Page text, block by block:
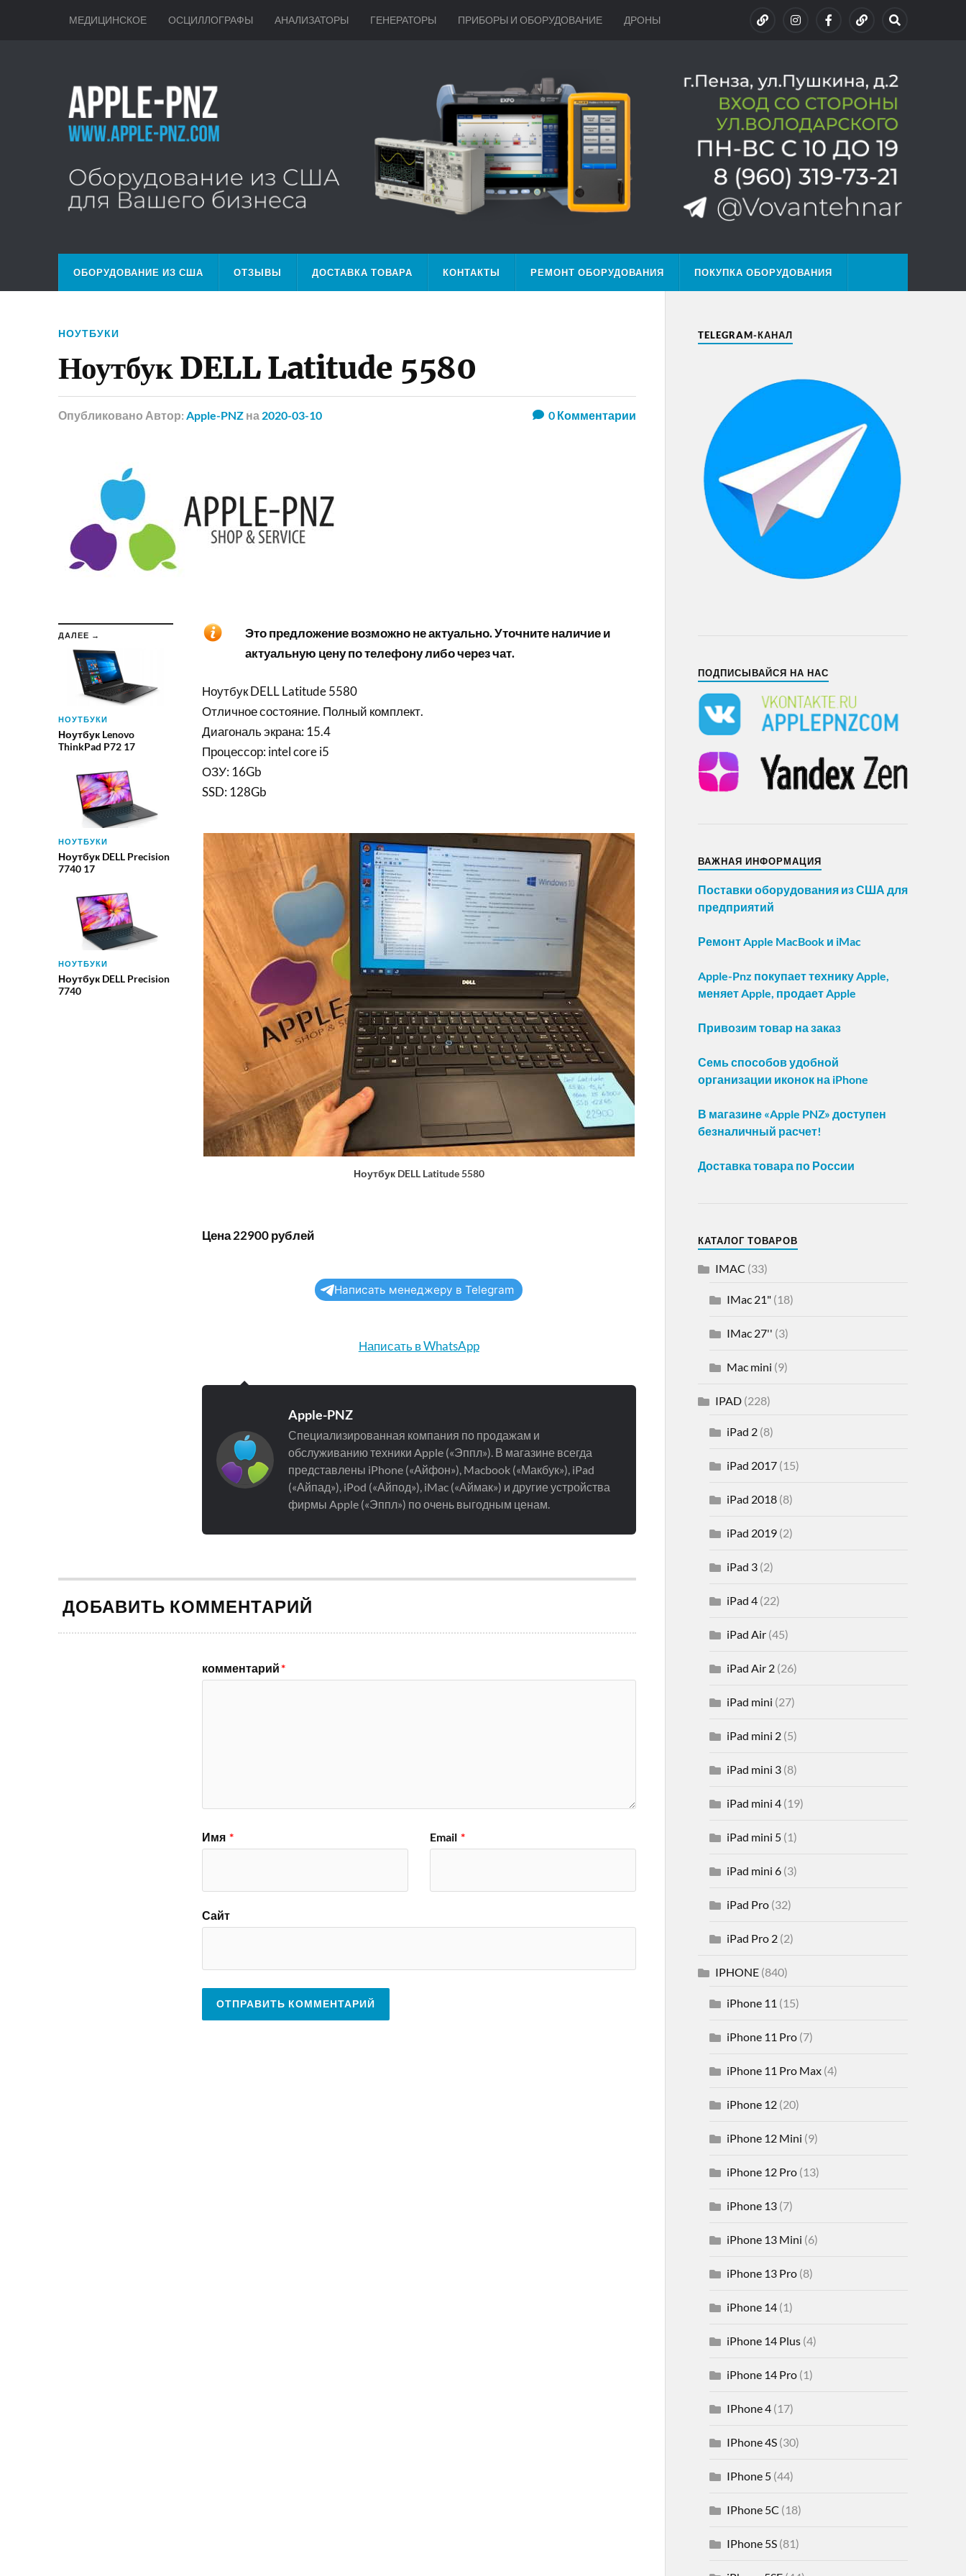
МЕДИЦИНСКОЕ ОСЦИЛЛОГРАФЫ АНАЛИЗАТОРЫ ГЕНЕРАТОРЫ ПРИБОРЫ И ОБОРУДОВАНИЕ ДРОНЫ
ОБОРУДОВАНИЕ ИЗ США ОТЗЫВЫ ДОСТАВКА ТОВАРА КОНТАКТЫ РЕМОНТ ОБОРУДОВАНИЯ ПОКУПКА ОБОРУДОВАНИЯ
НОУТБУКИ
Ноутбук DELL Latitude 5580
Опубликовано Автор: Apple-PNZ на 2020-03-10 0Комментарии
ДАЛЕЕ →
НОУТБУКИ
Ноутбук Lenovo
ThinkPad P72 17
НОУТБУКИ
Ноутбук DELL Precision
7740 17
НОУТБУКИ
Ноутбук DELL Precision
7740
Это предложение возможно не актуально. Уточните наличие и
актуальную цену по телефону либо через чат.
Ноутбук DELL Latitude 5580
Отличное состояние. Полный комплект.
Диагональ экрана: 15.4
Процессор: intel core i5
ОЗУ: 16Gb
SSD: 128Gb
Ноутбук DELL Latitude 5580
Цена 22900 рублей
Написать менеджеру в Telegram
Написать в WhatsApp
Apple-PNZ
Специализированная компания по продажам и
обслуживанию техники Apple («Эппл»). В магазине всегда
представлены iPhone («Айфон»), Macbook («Макбук»), iPad
(«Айпад»), iPod («Айпод»), iMac («Аймак») и другие устройства
фирмы Apple («Эппл») по очень выгодным ценам.
ДОБАВИТЬ КОММЕНТАРИЙ
комментарий*
Имя * Email *
Сайт
TELEGRAM-КАНАЛ
ПОДПИСЫВАЙСЯ НА НАС
ВАЖНАЯ ИНФОРМАЦИЯ
Поставки оборудования из США для
предприятий
Ремонт Apple MacBook и iMac
Apple-Pnz покупает технику Apple,
меняет Apple, продает Apple
Привозим товар на заказ
Семь способов удобной
организации иконок на iPhone
В магазине «Apple PNZ» доступен
безналичный расчет!
Доставка товара по России
КАТАЛОГ ТОВАРОВ
IMAC (33)
IMac 21"(18)
IMac 27'' (3)
Mac mini (9)
IPAD(228)
iPad 2(8)
iPad 2017(15)
iPad 2018(8)
iPad 2019(2)
iPad 3(2)
iPad 4(22)
iPad Air(45)
iPad Air 2(26)
iPad mini (27)
iPad mini 2(5)
iPad mini 3(8)
iPad mini 4(19)
iPad mini 5(1)
iPad mini 6(3)
iPad Pro(32)
iPad Pro 2(2)
IPHONE(840)
iPhone 11 (15)
iPhone 11 Pro(7)
iPhone 11 Pro Max(4)
iPhone 12(20)
iPhone 12 Mini (9)
iPhone 12 Pro(13)
iPhone 13(7)
iPhone 13 Mini (6)
iPhone 13 Pro(8)
iPhone 14(1)
iPhone 14 Plus(4)
iPhone 14 Pro(1)
IPhone 4(17)
IPhone 4S(30)
IPhone 5(44)
IPhone 5C (18)
IPhone 5S(81)